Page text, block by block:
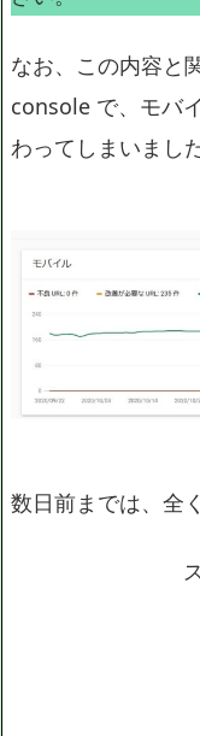
なお、この内容と
console で、モバ
わってしまいました
数日前までは、全